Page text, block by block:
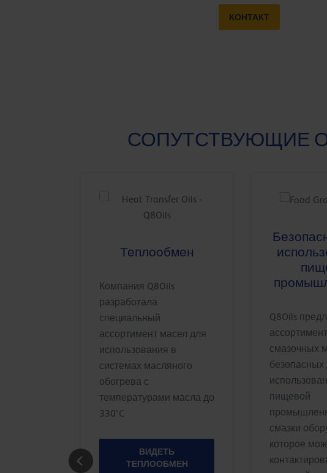
КОНТАКТ
СОПУТСТВУЮЩИЕ
Теплообмен
Компания Q8Oils
разработала
специальный
ассортимент масел для
использования в
системах масляного
обогрева с
температурами масла до
330°C
ВИДЕТЬ
ТЕПЛООБМЕН
Q8Oils
смазочных
безопасных
пищевой
смазки
которое